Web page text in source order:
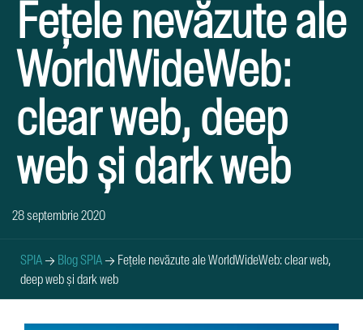
Fețele nevăzute ale
WorldWideWeb:
clear web, deep
web și dark web
28 septembrie 2020
SPIA → Blog SPIA → Fețele nevăzute ale WorldWideWeb: clear web,
deep web și dark web